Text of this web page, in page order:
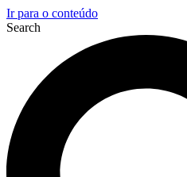
Ir para o conteúdo
Search